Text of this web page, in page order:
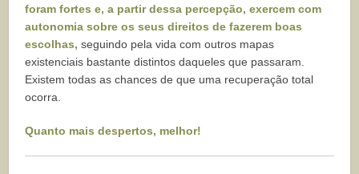
foram fortes e, a partir dessa percepção, exercem com
autonomia sobre os seus direitos de fazerem boas
escolhas, seguindo pela vida com outros mapas
existenciais bastante distintos daqueles que passaram.
Existem todas as chances de que uma recuperação total
ocorra.
Quanto mais despertos, melhor!